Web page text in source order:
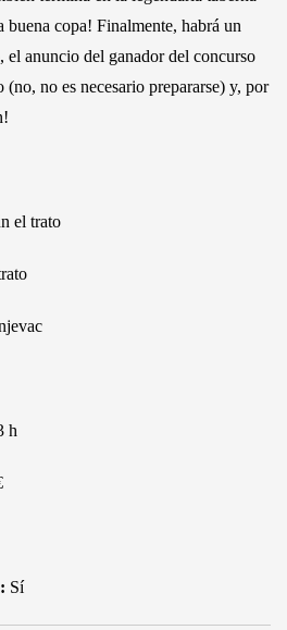
buena copa! Finalmente, habrá un
el anuncio del ganador del concurso
(no, no es necesario prepararse) y, por
el trato
h
Sí